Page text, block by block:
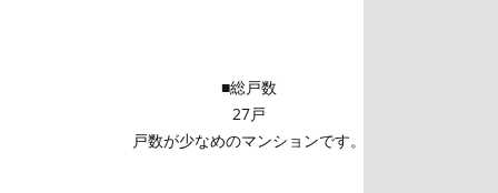
■総戸数
27戸
戸数が少なめのマンションです。